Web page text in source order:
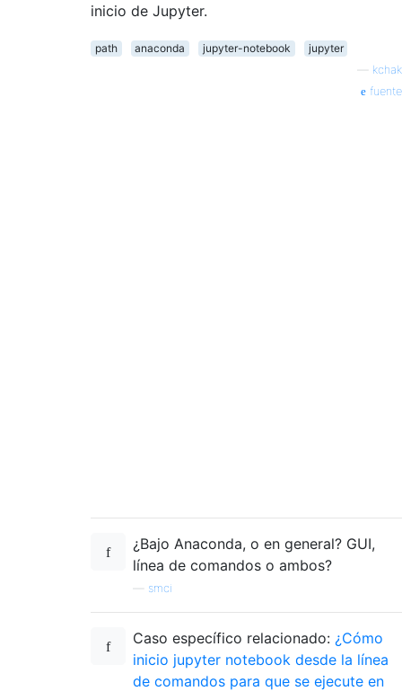
inicio de Jupyter.
path anaconda jupyter-notebook
jupyter
kchak
fuente
¿Bajo Anaconda, o en general? GUI,
línea de comandos o ambos?
smci
Caso específico relacionado: ¿Cómo
inicio jupyter notebook desde la línea
de comandos para que se ejecute en